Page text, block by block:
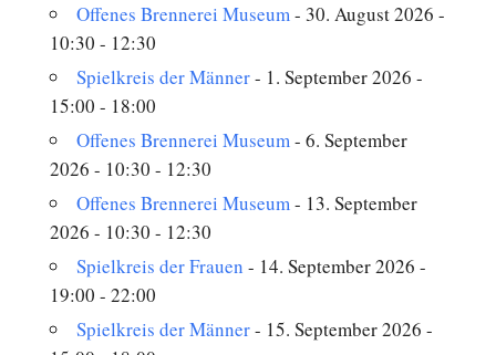
Offenes Brennerei Museum- 30. August 2026 -
10:30 - 12:30
Spielkreis der Männer- 1. September 2026 -
15:00 - 18:00
Offenes Brennerei Museum- 6. September
2026 - 10:30 - 12:30
Offenes Brennerei Museum- 13. September
2026 - 10:30 - 12:30
Spielkreis der Frauen - 14. September 2026 -
19:00 - 22:00
Spielkreis der Männer- 15. September 2026 -